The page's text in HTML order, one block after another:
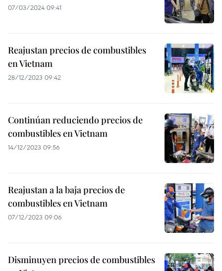
07/03/2024 09:41
Reajustan precios de combustibles
en Vietnam
28/12/2023 09:42
Continúan reduciendo precios de
combustibles en Vietnam
14/12/2023 09:56
Reajustan a la baja precios de
combustibles en Vietnam
07/12/2023 09:06
Disminuyen precios de combustibles